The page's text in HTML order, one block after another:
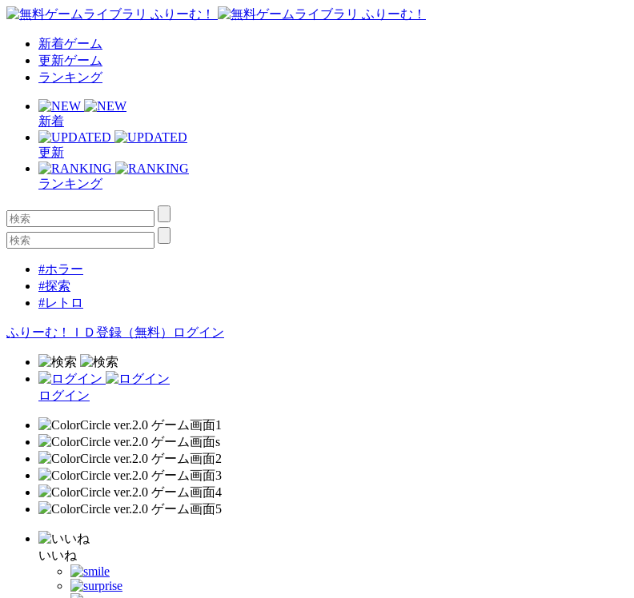
新着ゲーム
更新ゲーム
ランキング
新着
更新
ランキング
#ホラー
#探索
#レトロ
ふりーむ！ＩＤ登録（無料） ログイン
ログイン
いいね